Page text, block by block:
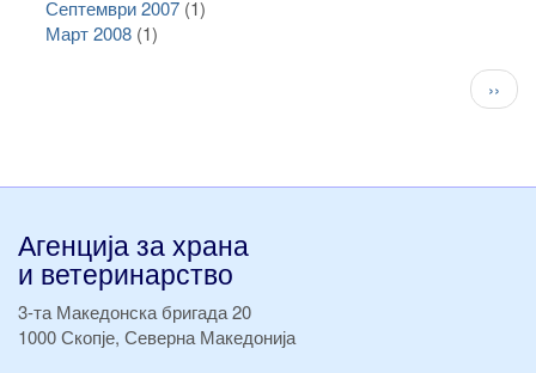
Септември 2007(1)
Март 2008(1)
››
Агенција за храна
и ветеринарство
3-та Македонска бригада 20
1000 Скопје, Северна Македонија